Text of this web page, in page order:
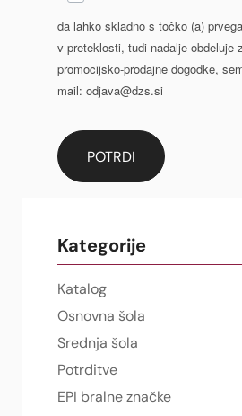
da lahko skladno s točko (a)
v preteklosti, tudi nadalje obdeluje
promocijsko-prodajne dogodke,
mail: odjava@dzs.si
Kategorije
Katalog
Osnovna šola
Srednja šola
Potrditve
EPI bralne značke